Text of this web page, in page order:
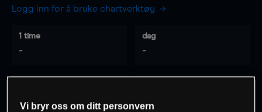
Logg inn for å bruke chartverktøy
1 time
-
dag
-
-
Vi bryr oss om ditt personvern